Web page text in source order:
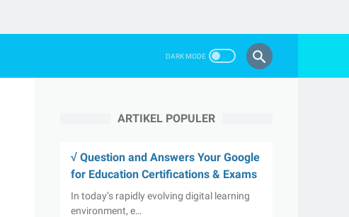
ARTIKEL POPULER
√ Question and Answers Your Google
for Education Certifications & Exams
In today’s rapidly evolving digital learning
environment, e…